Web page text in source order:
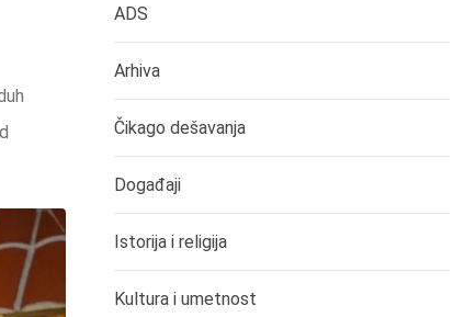
ADS
Arhiva
Čikago dešavanja
Događaji
Istorija i religija
Kultura i umetnost